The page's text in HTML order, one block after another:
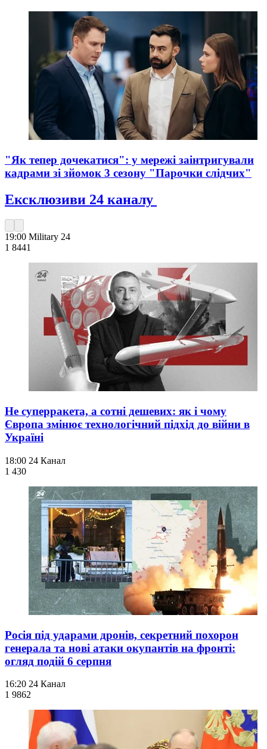
"Як тепер дочекатися": у мережі заінтригували
кадрами зі зйомок 3 сезону "Парочки слідчих"
Ексклюзиви 24 каналу
19:00 Military 24
1 8441
Не суперракета, а сотні дешевих: як і чому
Європа змінює технологічний підхід до війни в
Україні
18:00 24 Канал
1 430
Росія під ударами дронів, секретний похорон
генерала та нові атаки окупантів на фронті:
огляд подій 6 серпня
16:20 24 Канал
1 9862